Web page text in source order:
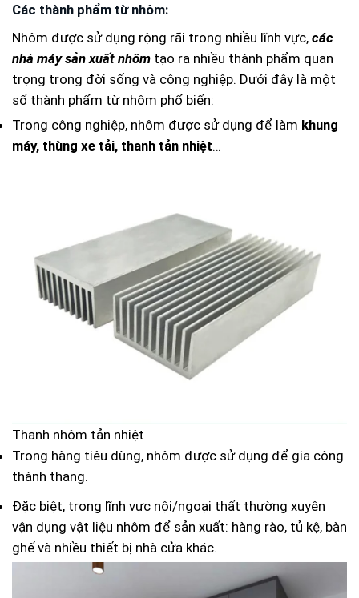
Các thành phẩm từ nhôm:
Nhôm được sử dụng rộng rãi trong nhiều lĩnh vực, các
nhà máy sản xuất nhôm tạo ra nhiều thành phẩm quan
trọng trong đời sống và công nghiệp. Dưới đây là một
số thành phẩm từ nhôm phổ biến:
Trong công nghiệp, nhôm được sử dụng để làm khung
máy, thùng xe tải, thanh tản nhiệt…
Thanh nhôm tản nhiệt
Trong hàng tiêu dùng, nhôm được sử dụng để gia công
thành thang.
Đặc biệt, trong lĩnh vực nội/ngoại thất thường xuyên
vận dụng vật liệu nhôm để sản xuất: hàng rào, tủ kệ, bàn
ghế và nhiều thiết bị nhà cửa khác.